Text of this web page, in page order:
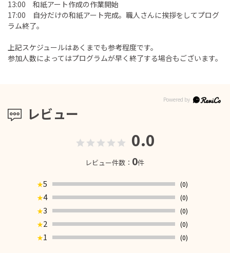
13:00 和紙アート作成の作業開始
17:00 自分だけの和紙アート完成。職人さんに挨拶をしてプログ
ラム終了。
上記スケジュールはあくまでも参考程度です。
参加人数によってはプログラムが早く終了する場合もございます。
レビュー
0.0
レビュー件数： 0件
★5
(0)
★4
(0)
★3
(0)
★2
(0)
★1 (0)